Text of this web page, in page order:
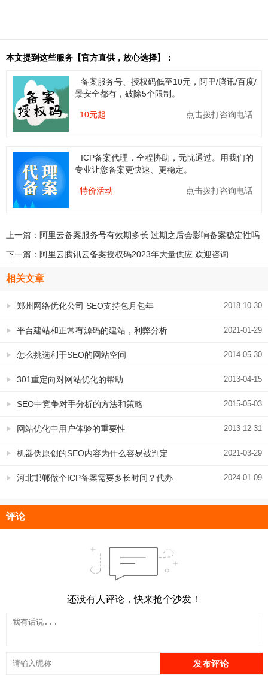
本文提到这些服务【官方直供，放心选择】：
备案服务号、授权码低至10元，阿里/腾讯/百度/
景安全都有，破除5个限制。
10元起 点击拨打咨询电话
ICP备案代理，全程协助，无忧通过。用我们的
专业让您备案更快速、更稳定。
特价活动 点击拨打咨询电话
上一篇： 阿里云备案服务号有效期多长 过期之后会影响备案稳定性吗
下一篇： 阿里云腾讯云备案授权码2023年大量供应 欢迎咨询
相关文章
2018-10-30
郑州网络优化公司 SEO支持包月包年
2021-01-29
平台建站和正常有源码的建站，利弊分析
2014-05-30
怎么挑选利于SEO的网站空间
2013-04-15
301重定向对网站优化的帮助
2015-05-03
SEO中竞争对手分析的方法和策略
2013-12-31
网站优化中用户体验的重要性
2021-03-29
机器伪原创的SEO内容为什么容易被判定
为作弊？而手工的却不会 2024-01-09
河北邯郸做个ICP备案需要多长时间？代办
评论
还没有人评论，快来抢个沙发！
发布评论